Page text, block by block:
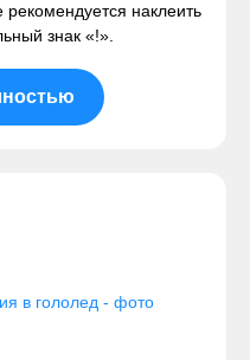
наклеить
знак «!».